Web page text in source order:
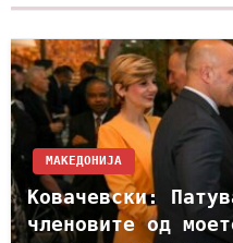
МАКЕДОНИЈА
Ковачевски:
членовите од